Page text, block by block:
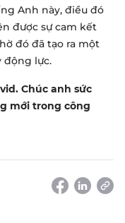
Anh này, điều đó
được sự cam kết
đó đã tạo ra một
động lực.
Chúc anh sức
mới trong công